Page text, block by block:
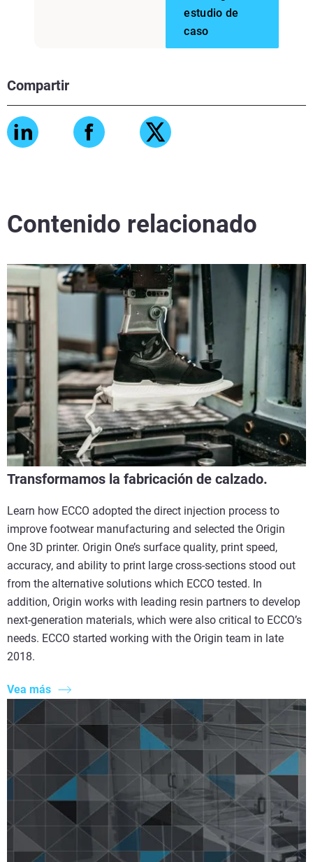
estudio de
caso
Compartir
Contenido relacionado
Transformamos la fabricación de calzado.
Learn how ECCO adopted the direct injection process to
improve footwear manufacturing and selected the Origin
One 3D printer. Origin One’s surface quality, print speed,
accuracy, and ability to print large cross-sections stood out
from the alternative solutions which ECCO tested. In
addition, Origin works with leading resin partners to develop
next-generation materials, which were also critical to ECCO’s
needs. ECCO started working with the Origin team in late
2018.
Vea más